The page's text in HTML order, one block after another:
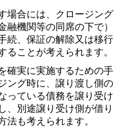
場合には、クロージング
融機関等の同席の下で）
続、保証の解除又は移行
ることが考えられます。
確実に実施するための手
ング時に、譲り渡し側の
っている債務を譲り受け
、別途譲り受け側が借り
法も考えられます。